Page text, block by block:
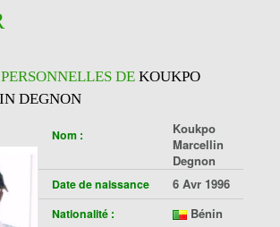
DE KOUKPO
DEGNON
Nom :
Koukpo
Marcellin
Degnon
Date de naissance 6 Avr 1996
Nationalité : Bénin